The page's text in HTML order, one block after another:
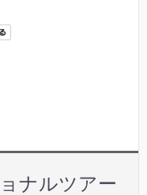
ナルツアー